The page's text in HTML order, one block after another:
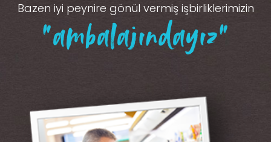
Bazen iyi peynire gönül vermiş işbirliklerimizin
“ambalajındayız”